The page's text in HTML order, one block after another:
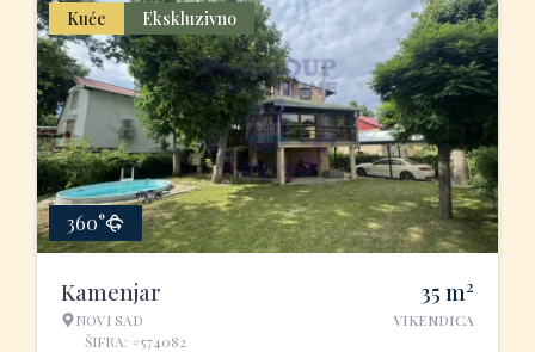
Kuće Ekskluzivno
360°
Kamenjar
NOVI SAD
ŠIFRA: #574082
35 m2
VIKENDICA